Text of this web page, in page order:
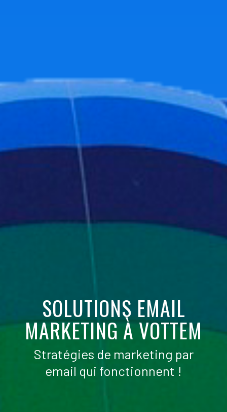
SOLUTIONS EMAIL
MARKETING À VOTTEM
Stratégies de marketing par
email qui fonctionnent !